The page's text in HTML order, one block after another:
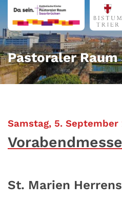
Zum Inhalt springen
Pastoraler
Samstag, 5. September
Vorabendmesse
St. Marien